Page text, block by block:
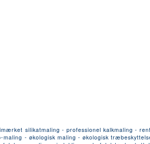
silikatmaling - professionel kalkmaling -
- økologisk maling - økologisk